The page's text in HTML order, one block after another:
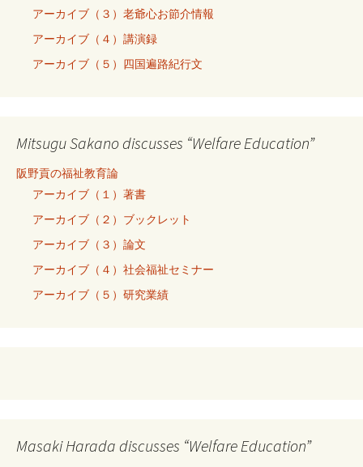
アーカイブ（３）老爺心お節介情報
アーカイブ（４）講演録
アーカイブ（５）四国遍路紀行文
Mitsugu Sakano discusses “Welfare Education”
阪野貢の福祉教育論
アーカイブ（１）著書
アーカイブ（２）ブックレット
アーカイブ（３）論文
アーカイブ（４）社会福祉セミナー
アーカイブ（５）研究業績
Masaki Harada discusses “Welfare Education”